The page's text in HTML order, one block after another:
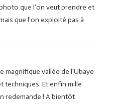
que l'on veut prendre et
que l'on exploité pas à
magnifique vallée de l’Ubaye
techniques. Et enfin mille
redemande ! A bientôt